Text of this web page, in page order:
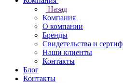
Назад
Компания
О компании
Бренды
Свидетельства и
Наши клиенты
Контакты
Блог
Контакты